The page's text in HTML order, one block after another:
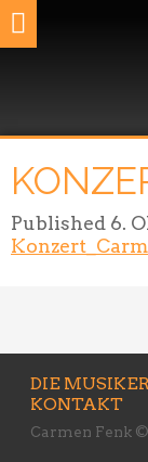
Published 6.
DIE
KONTAKT
Carmen Fenk